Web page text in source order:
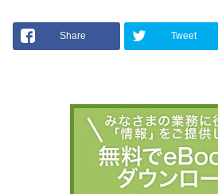
Share Tweet